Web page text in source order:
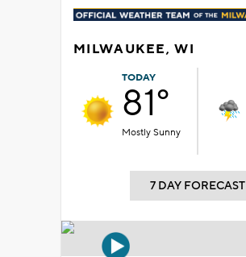
MILWAUKEE, WI
TODAY
81°
Mostly Sunny
7 DAY FORECAST